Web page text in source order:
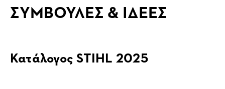
ΣΥΜΒΟΥΛΕΣ & ΙΔΕΕΣ
Κατάλογος STIHL 2025